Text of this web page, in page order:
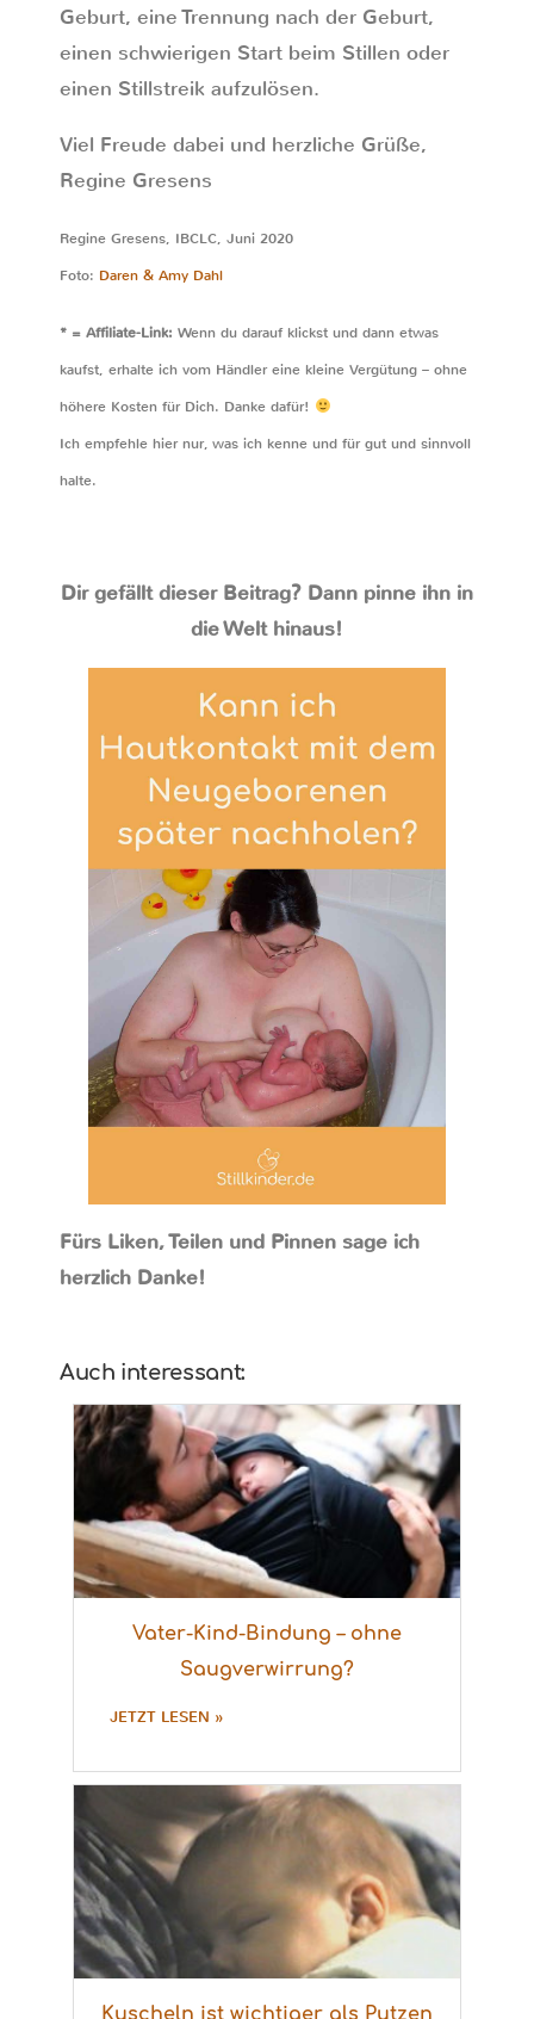
Geburt, eine Trennung nach der Geburt,
einen schwierigen Start beim Stillen oder
einen Stillstreik aufzulösen.
Viel Freude dabei und herzliche Grüße,
Regine Gresens
Regine Gresens, IBCLC, Juni 2020
Foto: Daren & Amy Dahl
* = Affiliate-Link: Wenn du darauf klickst und dann etwas
kaufst, erhalte ich vom Händler eine kleine Vergütung – ohne
höhere Kosten für Dich. Danke dafür!
Ich empfehle hier nur, was ich kenne und für gut und sinnvoll
halte.
Dir gefällt dieser Beitrag? Dann pinne ihn in
die Welt hinaus!
Fürs Liken, Teilen und Pinnen sage ich
herzlich Danke!
Auch interessant:
Vater-Kind-Bindung – ohne
Saugverwirrung?
JETZT LESEN »
Kuscheln ist wichtiger als Putzen